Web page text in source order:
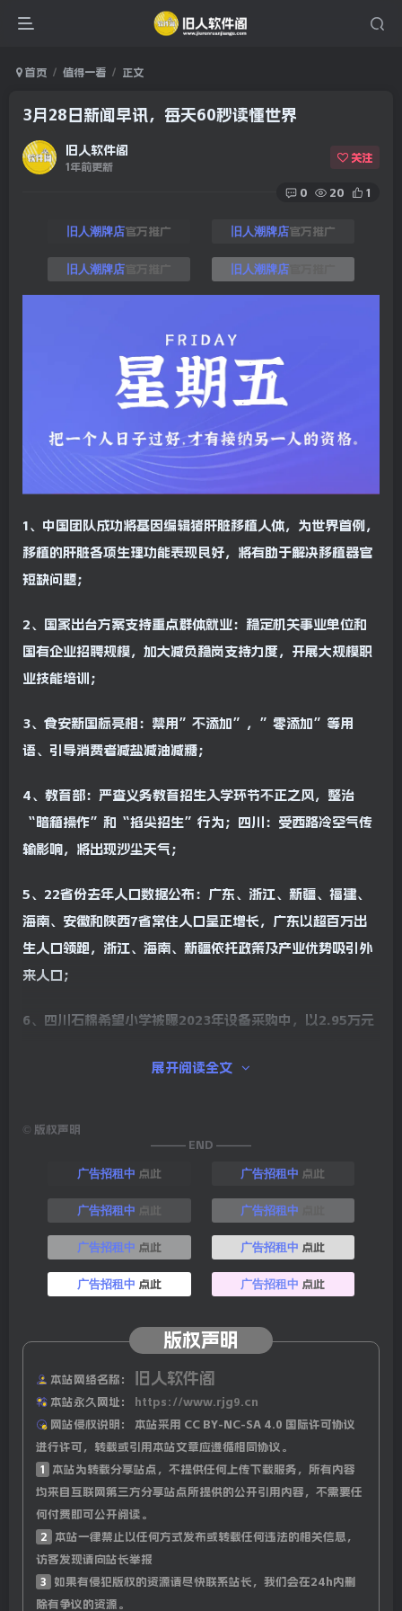
首页 值得一看 正文
3月28日新闻早讯，每天60秒读懂世界
旧人软件阁
1年前更新
关注
0 20 1
旧人潮牌店官方推广 旧人潮牌店官方推广
旧人潮牌店官方推广 旧人潮牌店
1、中国团队成功将基因编辑猪肝脏移植人体，为世界首例，
移植的肝脏各项生理功能表现良好，将有助于解决移植器官
短缺问题；
2、国家出台方案支持重点群体就业：稳定机关事业单位和
国有企业招聘规模，加大减负稳岗支持力度，开展大规模职
业技能培训；
3、食安新国标亮相：禁用”不添加”，”零添加”等用
语、引导消费者减盐减油减糖；
4、教育部：严查义务教育招生入学环节不正之风，整治
“暗箱操作”和“掐尖招生”行为；四川：受西路冷空气传
输影响，将出现沙尘天气；
5、22省份去年人口数据公布：广东、浙江、新疆、福建、
海南、安徽和陕西7省常住人口呈正增长，广东以超百万出
生人口领跑，浙江、海南、新疆依托政策及产业优势吸引外
来人口；
6、四川石棉希望小学被曝2023年设备采购中，以2.95万元
8400个餐盘(全校约2000名师生)，多部门介入调查发现招
7、胡润全球富豪榜发布：张一鸣以4350亿元超越钟睒睒，
成中国首富，财富增长了76%，雷军财富翻倍至2200亿元首
入前十，梁文锋以330亿元首次上榜，AI领域成财富增长新
动力；
8、深圳：4月9日起实施房票制度，严控新增旧改项目，允
许以房票购买商品房，推动城中村改造与存量盘活；
9、韩媒：截至27日，韩国山火已致28人死亡、32人受伤。
李在明在视察山火灾情时遇袭，保镖及时制止未受伤；
微信搜#公众号：每天100秒读懂世界
10、谷歌将从下周开始完全闭门开发安卓操作系统，谷歌回
应：简化开发不是闭源，将继续发布源代码；
11、美法院以”申请过晚”禁止苹果参与谷歌反垄断听证
会，其年收200亿美元的搜索默认协议面临终止风险，或影
响谷歌Chrome及安卓业务调整；
展开阅读全文
© 版权声明
——— END ———
广告招租中 点此 广告招租中 点此
广告招租中 广告招租中
广告招租中 点此 广告招租中 点此
广告招租中 点此 广告招租中 点此
版权声明
本站网络名称： 旧人软件阁
本站永久网址：
https://www.rjg9.cn
网站侵权说明：
本站采用 CC BY-NC-SA 4.0 国际许可协议
进行许可，转载或引用本站文章应遵循相同协议。
1
本站为转载分享站点，不提供任何上传下载服务，所有内容
均来自互联网第三方分享站点所提供的公开引用内容，不需要任
何付费即可公开阅读。
2
本站一律禁止以任何方式发布或转载任何违法的相关信息，
访客发现请向站长举报
3
如果有侵犯版权的资源请尽快联系站长，我们会在24h内删
除有争议的资源。